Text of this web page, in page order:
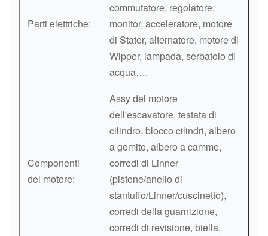
Parti elettriche:
commutatore, regolatore,
monitor, acceleratore, motore
di Stater, alternatore, motore di
Wipper, lampada, serbatoio di
acqua….
Componenti
del motore:
Assy del motore
dell'escavatore, testata di
cilindro, blocco cilindri, albero
a gomito, albero a camme,
corredi di Linner
(pistone/anello di
stantuffo/Linner/cuscinetto),
corredi della guarnizione,
corredi di revisione, biella,